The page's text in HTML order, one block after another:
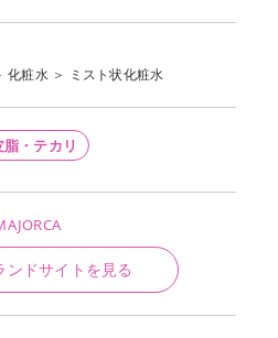
化粧水＞ ミスト状化粧水
脂・テカリ
ンドサイトを見る